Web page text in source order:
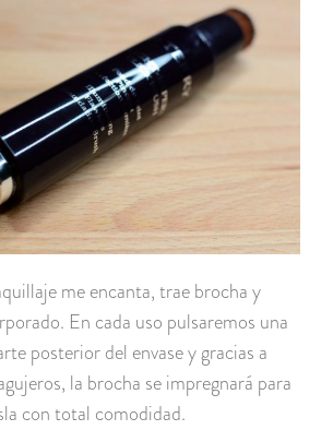
me encanta, trae brocha y
En cada uso pulsaremos una
posterior del envase y gracias a
la brocha se impregnará para
con total comodidad.